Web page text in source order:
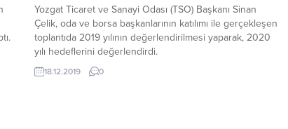
Yozgat Ticaret ve Sanayi Odası (TSO) Başkanı Sinan
Çelik, oda ve borsa başkanlarının katılımı ile gerçekleşen
toplantıda 2019 yılının değerlendirilmesi yaparak, 2020
yılı hedeflerini değerlendirdi.
18.12.2019 0